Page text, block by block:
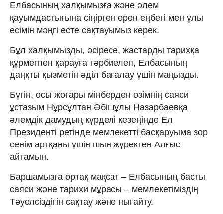
Елбасының халқымызға және әлем
қауымдастығына сіңірген ерен еңбегі мен ұлы
есімін мәңгі есте сақтауымыз керек.
Бұл халқымызды, әсіресе, жастарды тарихқа
құрметпен қарауға тәрбиелеп, Елбасының
даңқты қызметін әділ бағалау үшін маңызды.
Бүгін, осы жоғары мінберден өзімнің саяси
ұстазым Нұрсұлтан Әбішұлы Назарбаевқа
әлемдік дамудың күрделі кезеңінде Ел
Президенті ретінде мемлекетті басқаруыма зор
сенім артқаны үшін шын жүректен Алғыс
айтамын.
Баршамызға ортақ мақсат – Елбасының басты
саяси және тарихи мұрасы – мемлекетіміздің
Тәуелсіздігін сақтау және нығайту.